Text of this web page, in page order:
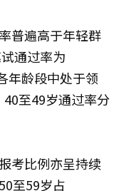
普遍高于年轻群
通过率为
年龄段中处于领
至49岁通过率分
考比例亦呈持续
至59岁占